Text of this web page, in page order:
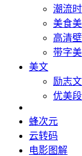
潮流
美食
高清
带字
美文
励志
优美
蜂次元
云转码
电影图解